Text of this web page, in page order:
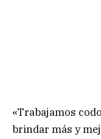
«Trabajamos
brindar más y